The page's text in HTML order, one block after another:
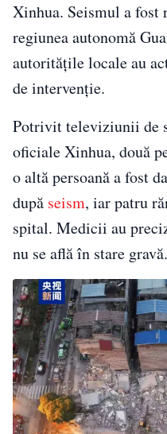
Xinhua. Seismul a
regiunea autonomă
autoritățile locale au
de intervenție.
Potrivit televiziunii de
oficiale Xinhua, două
o altă persoană a fost
după seism, iar patru
spital. Medicii au
nu se află în stare gravă.